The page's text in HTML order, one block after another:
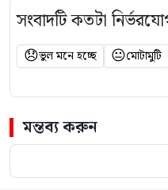
সংবাদটি কতটা
😞ভুল মনে হচ্ছে 😐মোটামুটি
মন্তব্য করুন